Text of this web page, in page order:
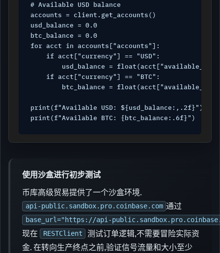
# Available USD balance
accounts = client.get_accounts()
usd_balance = 0.0
btc_balance = 0.0
for acct in accounts["accounts"]:
    if acct["currency"] == "USD":
usd_balance =
    if acct["currency"] == "BTC":
btc_balance =
print(f"Available USD: ${usd_balance:,.2f}")
print(f"Available BTC: {btc_balance:.6f}")
使用沙盒进行初步测试
币库高级贸易提供了一个沙盒环境.
api-public.sandbox.pro.coinbase.com 通过
base_url="https://api-
现在 RESTClient
测试订单逻辑,不需要冒险实际资
金. 在转向生产终点之前,验证信号流量和大小至少